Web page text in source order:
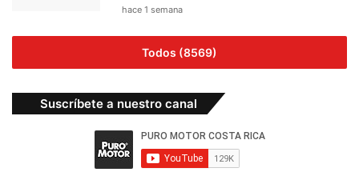
hace 1 semana
Todos (8569)
Suscríbete a nuestro canal